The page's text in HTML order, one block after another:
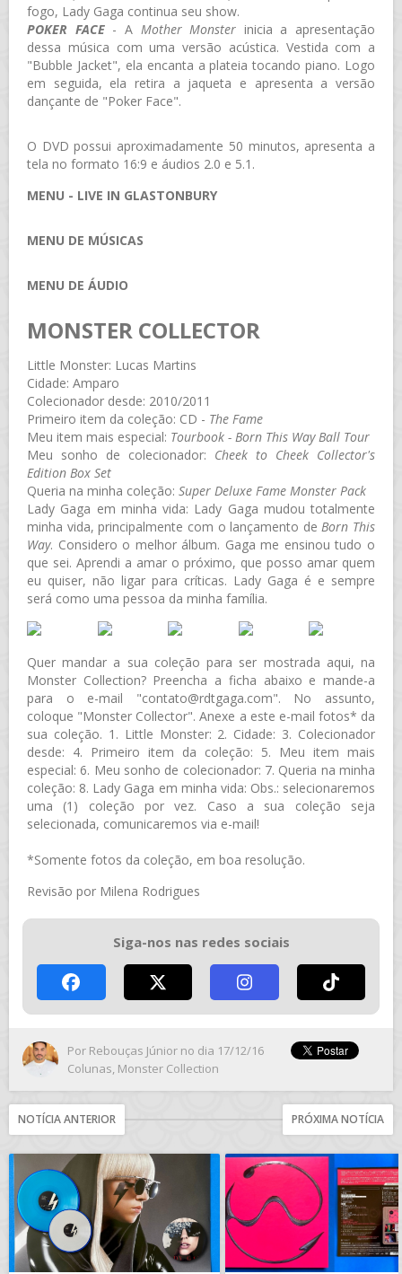
fogo, Lady Gaga continua seu show.
POKER FACE- A Mother Monster inicia a apresentação
dessa música com uma versão acústica. Vestida com a
"Bubble Jacket", ela encanta a plateia tocando piano. Logo
em seguida, ela retira a jaqueta e apresenta a versão
dançante de "Poker Face".
O DVD possui aproximadamente 50 minutos, apresenta a
tela no formato 16:9 e áudios 2.0 e 5.1.
MENU - LIVE IN GLASTONBURY
MENU DE MÚSICAS
MENU DE ÁUDIO
MONSTER COLLECTOR
Little Monster: Lucas Martins
Cidade: Amparo
Colecionador desde: 2010/2011
Primeiro item da coleção: CD - The Fame
Meu item mais especial: Tourbook - Born This Way Ball Tour
Meu sonho de colecionador: Cheek to Cheek Collector's
Edition Box Set
Queria na minha coleção: Super Deluxe Fame Monster Pack
Lady Gaga em minha vida: Lady Gaga mudou totalmente
minha vida, principalmente com o lançamento de Born This
Way. Considero o melhor álbum. Gaga me ensinou tudo o
que sei. Aprendi a amar o próximo, que posso amar quem
eu quiser, não ligar para críticas. Lady Gaga é e sempre
será como uma pessoa da minha família.
Quer mandar a sua coleção para ser mostrada aqui, na
Monster Collection? Preencha a ficha abaixo e mande-a
para o e-mail "contato@rdtgaga.com". No assunto,
coloque "Monster Collector". Anexe a este e-mail fotos* da
sua coleção. 1. Little Monster: 2. Cidade: 3. Colecionador
desde: 4. Primeiro item da coleção: 5. Meu item mais
especial: 6. Meu sonho de colecionador: 7. Queria na minha
coleção: 8. Lady Gaga em minha vida: Obs.: selecionaremos
uma (1) coleção por vez. Caso a sua coleção seja
selecionada, comunicaremos via e-mail!
*Somente fotos da coleção, em boa resolução.
Revisão por Milena Rodrigues
Siga-nos nas redes sociais
Por Rebouças Júnior no dia 17/12/16
Colunas, Monster Collection
NOTÍCIA ANTERIOR PRÓXIMA NOTÍCIA